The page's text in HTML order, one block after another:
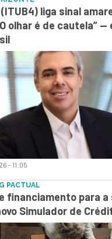
- 11:05
liga sinal
olhar é de cautela” —
PACTUAL
financiamento para a
Simulador de